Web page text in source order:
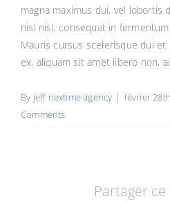
Panier
magna maximus dui, vel lobortis
nisl nisl, consequat in
Mauris cursus scelerisque dui et
ex, aliquam sit amet libero non,
By jeff nextime agency | février
Comments
Partager